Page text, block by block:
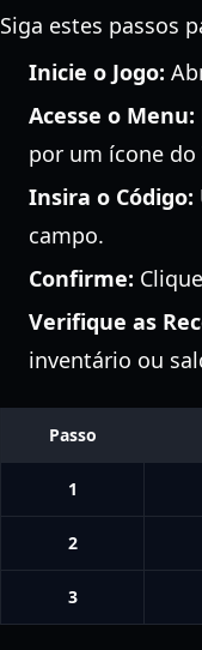
Siga estes passos
Inicie o Jogo:
Acesse o Menu:
por um ícone
Insira o Código:
campo.
Confirme:
Verifique as
inventário ou
Passo
1
2
3